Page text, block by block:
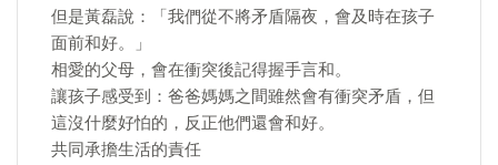
但是黃磊說：「我們從不將矛盾隔夜，會及時在孩子
面前和好。」
相愛的父母，會在衝突後記得握手言和。
讓孩子感受到：爸爸媽媽之間雖然會有衝突矛盾，但
這沒什麼好怕的，反正他們還會和好。
共同承擔生活的責任